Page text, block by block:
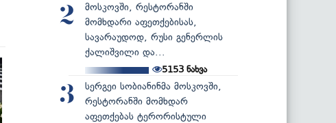
2
მოსკოვში, რესტორანში
მომხდარი აფეთქებისას,
სავარაუდოდ, რუსი გენერლის
ქალიშვილი და...
5153 ნახვა
3
სერგეი სობიანინმა მოსკოვში,
რესტორანში მომხდარ
აფეთქებას ტერორისტული